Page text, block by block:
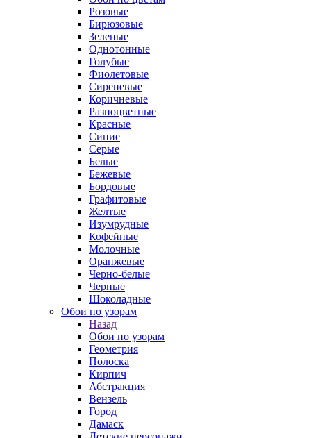
Розовые
Бирюзовые
Зеленые
Однотонные
Голубые
Фиолетовые
Сиреневые
Коричневые
Разноцветные
Красные
Синие
Серые
Белые
Бежевые
Бордовые
Графитовые
Желтые
Изумрудные
Кофейные
Молочные
Оранжевые
Черно-белые
Черные
Шоколадные
Обои по узорам
Назад
Обои по узорам
Геометрия
Полоска
Кирпич
Абстракция
Вензель
Город
Дамаск